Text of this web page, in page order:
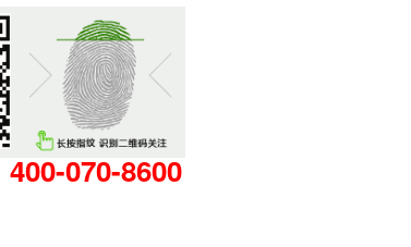
400-070-8600